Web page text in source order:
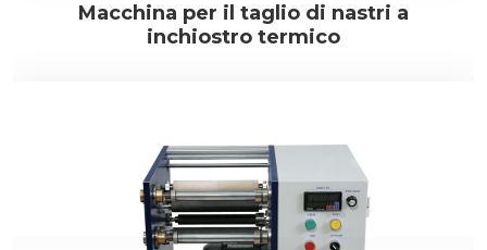
Macchina per il taglio di nastri a
inchiostro termico